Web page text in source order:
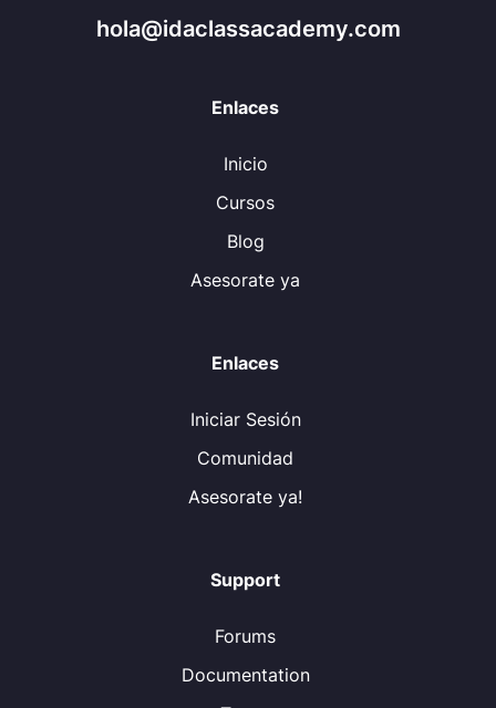
hola@idaclassacademy.com
Enlaces
Inicio
Cursos
Blog
Asesorate ya
Enlaces
Iniciar Sesión
Comunidad
Asesorate ya!
Support
Forums
Documentation